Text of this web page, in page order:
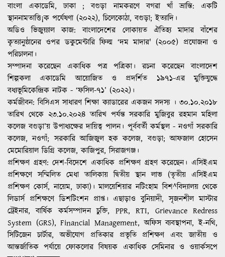
কৃত্যানুষ্ঠানের ওপর ডকুমেন্টারি ফিল্ম ‘দম মাদার' (২০০৫) প্রযোজনা ও
পরিচালনা।
সম্পাদনা করেছেন একাধিক পত্র পত্রিকা। রচনা করেছেন বাংলাদেশ
শিল্পকলা একাডেমি আয়োজিত ও প্রদর্শিত ১৯৭১-এর মুক্তিযুদ্ধে
বধ্যভূমিকেন্দ্রিক নাটক - ‘ফসিল-৭১’ (২০২২)।
কর্মজীবন : বিসিএস সাধারণ শিক্ষা ক্যাডারের একজন সদস্য । ৩০.১০.২০১৮
তারিখ থেকে ২৩.১০.২০২৪ তারিখ পর্যন্ত সরকারি মুজিবুর রহমান মহিলা
কলেজ বগুড়া’য় উপাধ্যক্ষের দায়িত্ব পালন। পূর্ববর্তী কর্মস্থল - নওগাঁ সরকারি
কলেজ, নওগাঁ; সরকারি আজিজুল হক কলেজ, বগুড়া; আফজাল হোসেন
মেমোরিয়াল ডিগ্রি কলেজ, কাজিপুর, সিরাজগঞ্জ।
প্রশিক্ষণ গ্রহণ: দেশ-বিদেশে একাধিক প্রশিক্ষণ গ্রহণ করেছেন। এসিইএম
প্রশিক্ষণে সম্মিলিত মেধা তালিকায় দ্বিতীয় স্থান লাভ (তৃতীয় এসিইএম
প্রশিক্ষণ কোর্স, নায়েম, ঢাকা)। মালয়েশিয়ার নটিংহাম বিশ^বিদ্যালয় থেকে
লিডার্স প্রশিক্ষণে ডিশটিংশন প্রাপ্ত। এছাড়াও বুনিয়াদী, সৃজনশীল মাস্টার
ট্রেইনার, বার্ষিক কর্মসম্পাদন চুক্তি, PPR, RTI, Grievance Redress
System (GRS), Financial Management, অফিস ব্যবস্থাপনা, ই-নথি,
সিটিজেন চার্টার, অভীযোগ প্রতিকার প্রভৃতি প্রশিক্ষণ এবং জাতীয় ও
আন্তর্জাতিক পর্যায়ে ফোকলোর বিষয়ক একাধিক সেমিনার ও ওয়ার্কসপে
অংশগ্রহণ করেছেন।
সদস্য: জীবন সদস্য - বাংলা একাডেমি, বাংলাদেশ ইতিহাস সমিতি,
পশ্চিমবঙ্গ ইতিহাস সংসদ, বাংলাদেশ ফোকলোর সোসাইটি, সদস্য-